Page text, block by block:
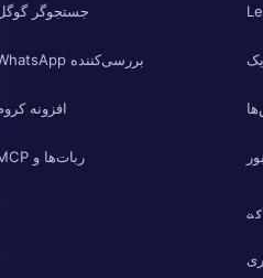
جستجوگر گوگل
بررسی‌کننده WhatsApp
افزونه کروم
ربات‌ها و MCP